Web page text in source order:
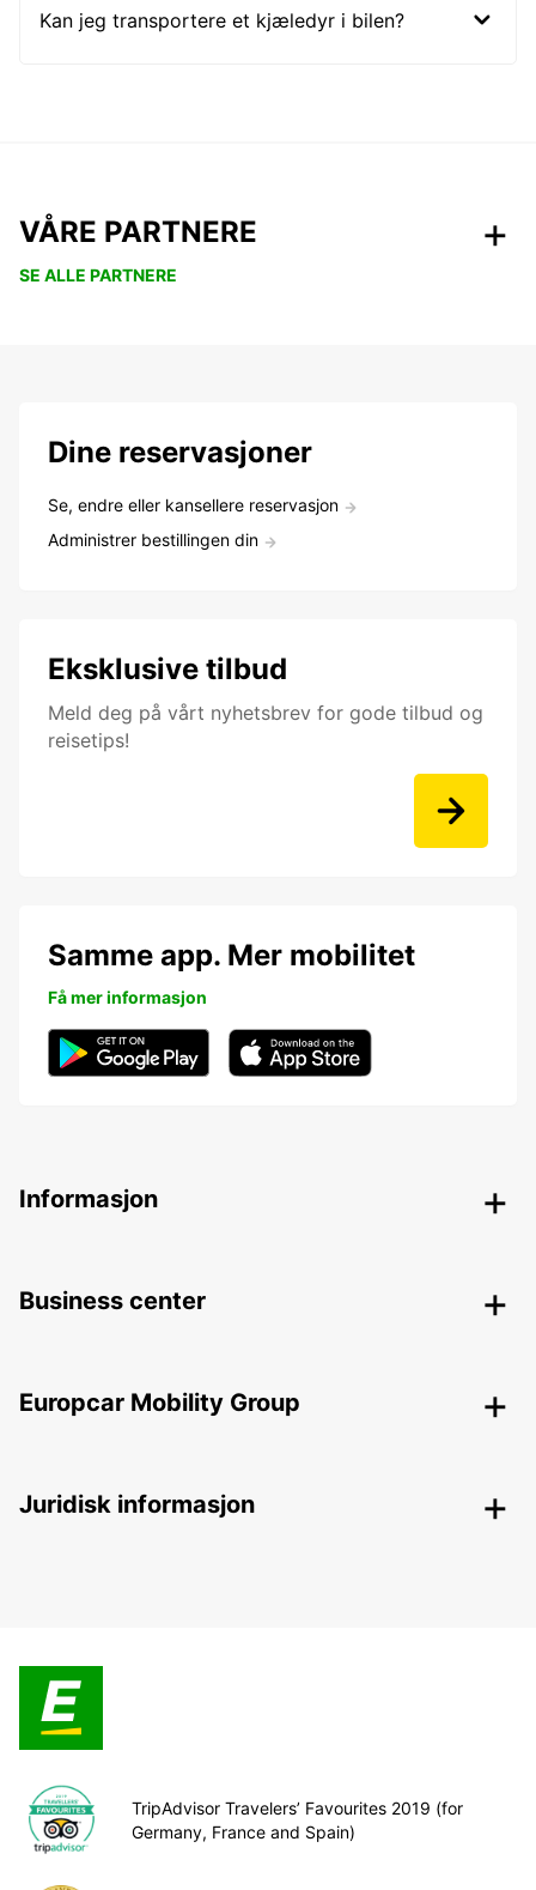
Kan jeg transportere et kjæledyr i bilen?
VÅRE PARTNERE
SE ALLE PARTNERE
Dine reservasjoner
Se, endre eller kansellere reservasjon
Administrer bestillingen din
Eksklusive tilbud
Meld deg på vårt nyhetsbrev for gode tilbud og
reisetips!
Samme app. Mer mobilitet
Få mer informasjon
Informasjon
Business center
Europcar Mobility Group
Juridisk informasjon
TripAdvisor Travelers’ Favourites 2019 (for
Germany, France and Spain)